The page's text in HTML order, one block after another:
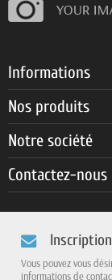
Informations
Nos produits
Notre société
Contactez-nous
Vous pouvez vous
informations de